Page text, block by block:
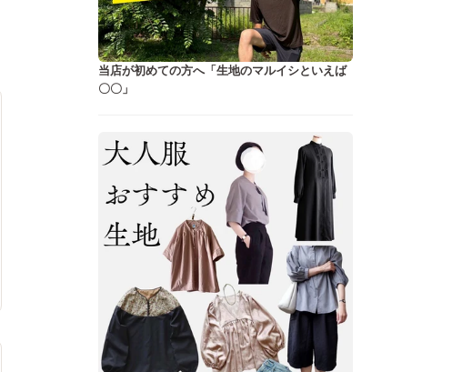
当店が初めての方へ「生地のマルイシといえば
〇〇」